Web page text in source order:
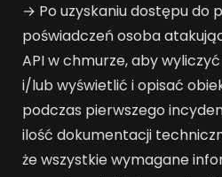
→ Po uzyskaniu dostępu do
poświadczeń osoba
API w chmurze, aby
i/lub wyświetlić i opisać
podczas pierwszego
ilość dokumentacji
że wszystkie wymagane